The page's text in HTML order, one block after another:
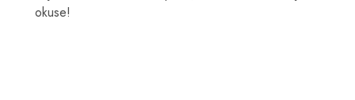
okuse!